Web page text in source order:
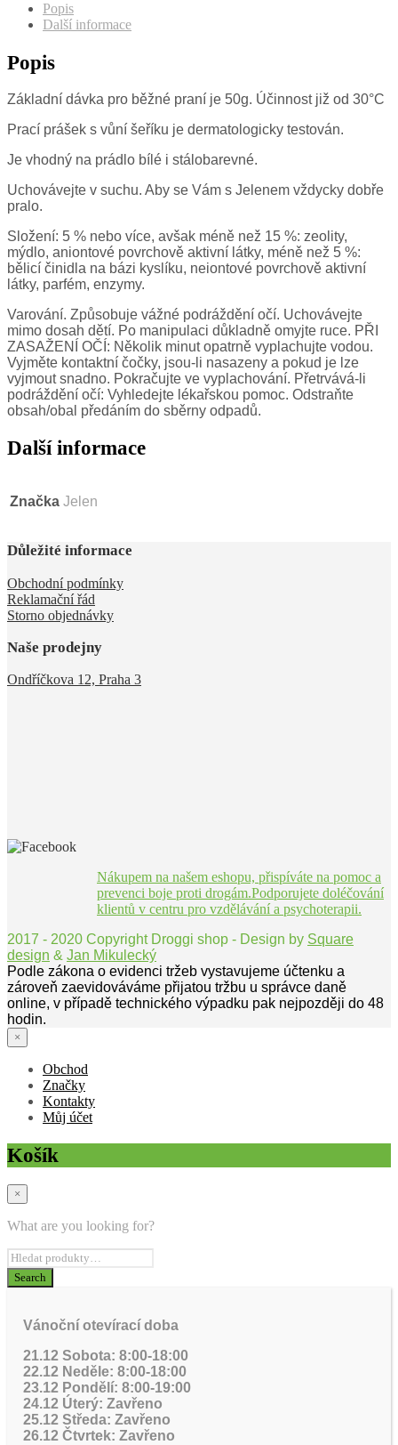
Popis
Další informace
Popis
Základní dávka pro běžné praní je 50g. Účinnost již od 30°C
Prací prášek s vůní šeříku je dermatologicky testován.
Je vhodný na prádlo bílé i stálobarevné.
Uchovávejte v suchu. Aby se Vám s Jelenem vždycky dobře
pralo.
Složení: 5 % nebo více, avšak méně než 15 %: zeolity,
mýdlo, aniontové povrchově aktivní látky, méně než 5 %:
bělicí činidla na bázi kyslíku, neiontové povrchově aktivní
látky, parfém, enzymy.
Varování. Způsobuje vážné podráždění očí. Uchovávejte
mimo dosah dětí. Po manipulaci důkladně omyjte ruce. PŘI
ZASAŽENÍ OČÍ: Několik minut opatrně vyplachujte vodou.
Vyjměte kontaktní čočky, jsou-li nasazeny a pokud je lze
vyjmout snadno. Pokračujte ve vyplachování. Přetrvává-li
podráždění očí: Vyhledejte lékařskou pomoc. Odstraňte
obsah/obal předáním do sběrny odpadů.
Další informace
Značka Jelen
Důležité informace
Obchodní podmínky
Reklamační řád
Storno objednávky
Naše prodejny
Ondříčkova 12, Praha 3
Nákupem na našem eshopu, přispíváte na pomoc a
prevenci boje proti drogám.Podporujete doléčování
klientů v centru pro vzdělávání a psychoterapii.
2017 - 2020 Copyright Droggi shop - Design by Square
design & Jan Mikulecký
Podle zákona o evidenci tržeb vystavujeme účtenku a
zároveň zaevidováváme přijatou tržbu u správce daně
online, v případě technického výpadku pak nejpozději do 48
hodin.
×
Obchod
Značky
Kontakty
Můj účet
Košík
×
What are you looking for?
Vánoční otevírací doba
21.12 Sobota: 8:00-18:00
22.12 Neděle: 8:00-18:00
23.12 Pondělí: 8:00-19:00
24.12 Úterý: Zavřeno
25.12 Středa: Zavřeno
26.12 Čtvrtek: Zavřeno